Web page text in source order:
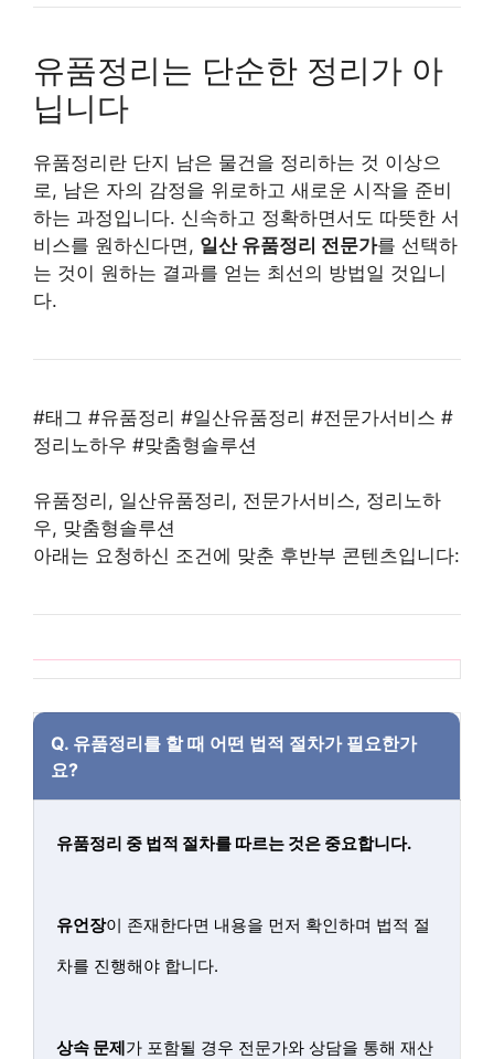
유품정리는 단순한 정리가 아
닙니다
유품정리란 단지 남은 물건을 정리하는 것 이상으
로, 남은 자의 감정을 위로하고 새로운 시작을 준비
하는 과정입니다. 신속하고 정확하면서도 따뜻한 서
비스를 원하신다면, 일산 유품정리 전문가를 선택하
는 것이 원하는 결과를 얻는 최선의 방법일 것입니
다.
#태그 #유품정리 #일산유품정리 #전문가서비스 #
정리노하우 #맞춤형솔루션
유품정리, 일산유품정리, 전문가서비스, 정리노하
우, 맞춤형솔루션
아래는 요청하신 조건에 맞춘 후반부 콘텐츠입니다:
Q. 유품정리를 할 때 어떤 법적 절차가 필요한가
요?
유품정리 중 법적 절차를 따르는 것은 중요합니다.
유언장이 존재한다면 내용을 먼저 확인하며 법적 절
차를 진행해야 합니다.
상속 문제가 포함될 경우 전문가와 상담을 통해 재산